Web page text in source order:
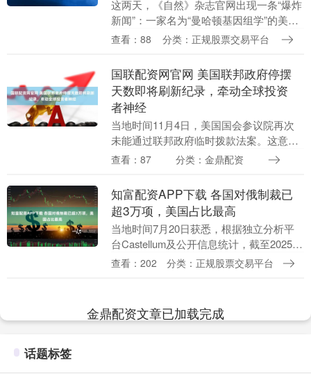
这两天，《自然》杂志官网出现一条“爆炸
新闻”：一家名为“曼哈顿基因组学”的美国
公司宣称，他们的目标是“改变人类胚胎的
众多科....
查看：88 分类：正规股票交易平台
国联配资网官网 美国联邦政府停摆
天数即将刷新纪录，牵动全球投资
者神经
当地时间11月4日，美国国会参议院再次
未能通过联邦政府临时拨款法案。这意味
着10月1日开始的本轮联邦政府停摆即将
录，....
查看：87 分类：金鼎配资
知富配资APP下载 各国对俄制裁已
超3万项，美国占比最高
当地时间7月20日获悉，根据独立分析平
台Castellum及公开信息统计，截至2025年
6月18日，其他国家共对俄实施30159项不
查看：202 分类：正规股票交易平台
金鼎配资文章已加载完成
话题标签